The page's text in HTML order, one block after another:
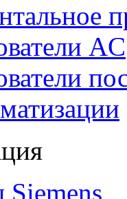
AC
Siemens